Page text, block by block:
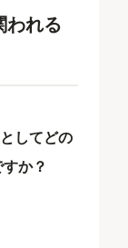
われる
してどの
か？